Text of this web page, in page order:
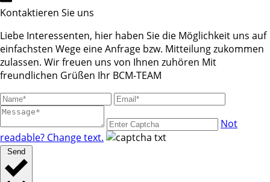
Kontaktieren Sie uns
Liebe Interessenten, hier haben Sie die Möglichkeit uns auf
einfachsten Wege eine Anfrage bzw. Mitteilung zukommen
zulassen. Wir freuen uns von Ihnen zuhören Mit
freundlichen Grüßen Ihr BCM-TEAM
Not
readable? Change text.
Send